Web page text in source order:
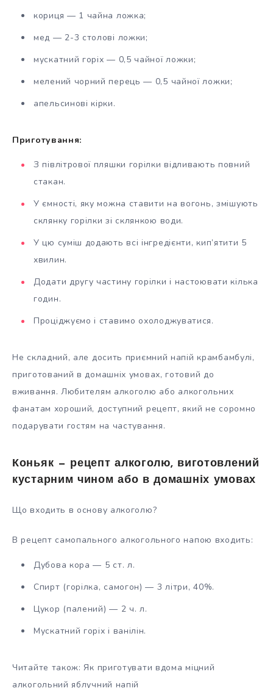
кориця — 1 чайна ложка;
мед — 2-3 столові ложки;
мускатний горіх — 0,5 чайної ложки;
мелений чорний перець — 0,5 чайної ложки;
апельсинові кірки.
Приготування:
З півлітрової пляшки горілки відливають повний
стакан.
У ємності, яку можна ставити на вогонь, змішують
склянку горілки зі склянкою води.
У цю суміш додають всі інгредієнти, кип’ятити 5
хвилин.
Додати другу частину горілки і настоювати кілька
годин.
Проціджуємо і ставимо охолоджуватися.
Не складний, але досить приємний напій крамбамбулі,
приготований в домашніх умовах, готовий до
вживання. Любителям алкоголю або алкогольних
фанатам хороший, доступний рецепт, який не соромно
подарувати гостям на частування.
Коньяк — рецепт алкоголю, виготовлений
кустарним чином або в домашніх умовах
Що входить в основу алкоголю?
В рецепт самопального алкогольного напою входить:
Дубова кора — 5 ст. л.
Спирт (горілка, самогон) — 3 літри, 40%.
Цукор (палений) — 2 ч. л.
Мускатний горіх і ванілін.
Читайте також: Як приготувати вдома міцний
алкогольний яблучний напій